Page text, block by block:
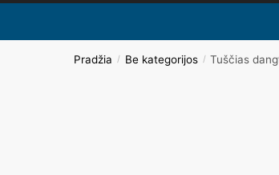
Pradžia / Be kategorijos / Tuščias